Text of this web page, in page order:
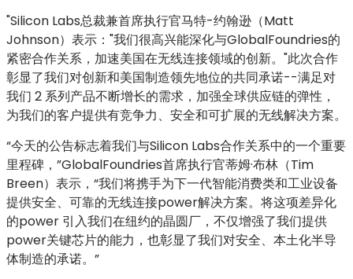
"Silicon Labs总裁兼首席执行官马特-约翰逊（Matt
Johnson）表示："我们很高兴能深化与GlobalFoundries的
紧密合作关系，加速美国在无线连接领域的创新。"此次合作
彰显了我们对创新和美国制造领先地位的共同承诺--满足对
我们 2 系列产品不断增长的需求，加强全球供应链的弹性，
为我们的客户提供有竞争力、安全和可扩展的无线解决方案。
“今天的公告标志着我们与Silicon Labs合作关系中的一个重要
里程碑，”GlobalFoundries首席执行官蒂姆·布林（Tim
Breen）表示，“我们将携手为下一代智能消费类和工业设备
提供安全、可靠的无线连接power解决方案。将这项差异化
的power 引入我们在纽约的晶圆厂，不仅增强了我们提供
power关键芯片的能力，也彰显了我们对安全、本土化半导
体制造的承诺。”